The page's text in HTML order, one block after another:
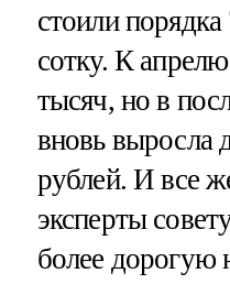
стоили
сотку. К
тысяч, но в
вновь выросла
рублей. И все
эксперты
более дорогую